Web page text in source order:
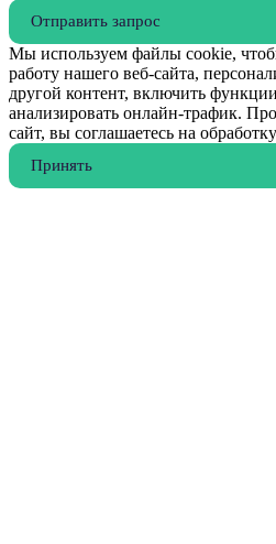
Отправить запрос
Мы используем файлы cookie,
работу нашего веб-сайта,
другой контент, включить
анализировать онлайн-трафик.
сайт, вы соглашаетесь на
Принять